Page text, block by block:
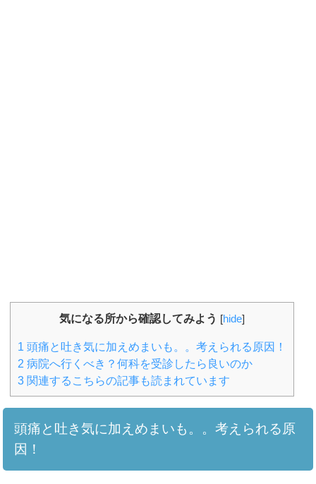
気になる所から確認してみよう [hide]
1 頭痛と吐き気に加えめまいも。。考えられる原因！
2 病院へ行くべき？何科を受診したら良いのか
3 関連するこちらの記事も読まれています
頭痛と吐き気に加えめまいも。。考えられる原
因！